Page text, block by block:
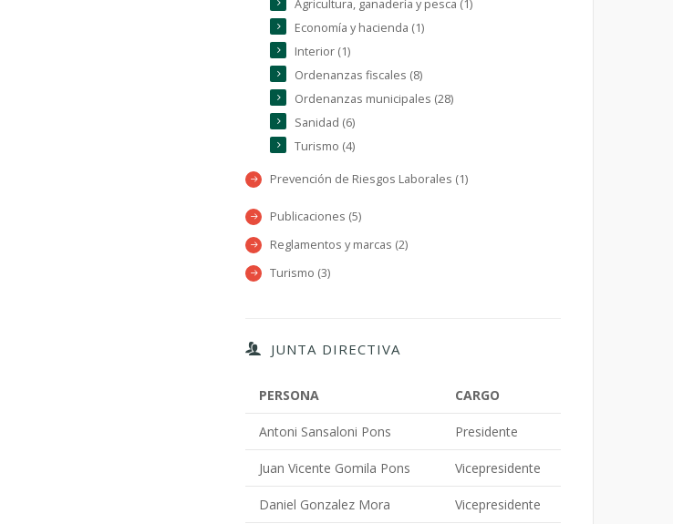
Agricultura, ganadería y pesca (1)
Economía y hacienda (1)
Interior (1)
Ordenanzas fiscales (8)
Ordenanzas municipales (28)
Sanidad (6)
Turismo (4)
Prevención de Riesgos Laborales (1)
Publicaciones (5)
Reglamentos y marcas (2)
Turismo (3)
JUNTA DIRECTIVA
PERSONA CARGO
Antoni Sansaloni Pons Presidente
Juan Vicente Gomila Pons Vicepresidente
Daniel Gonzalez Mora Vicepresidente